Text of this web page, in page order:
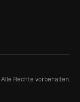
Alle Rechte vorbehalten.